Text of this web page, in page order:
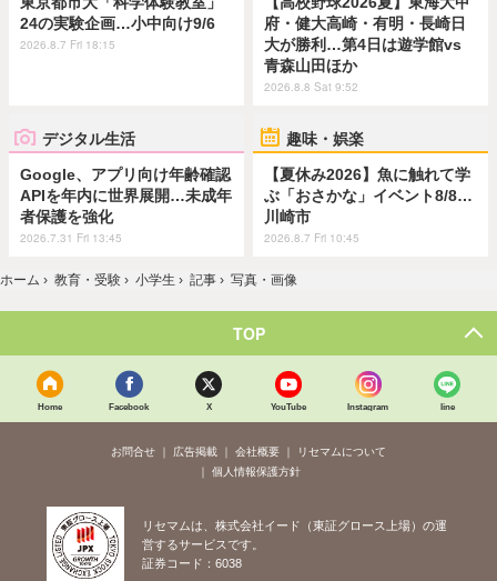
24の実験企画…小中向け9/6
2026.8.7 Fri 18:15
府・健大高崎・有明・長崎日
大が勝利…第4日は遊学館vs
青森山田ほか
2026.8.8 Sat 9:52
デジタル生活
Google、アプリ向け年齢確認
APIを年内に世界展開…未成年
者保護を強化
2026.7.31 Fri 13:45
趣味・娯楽
【夏休み2026】魚に触れて学
ぶ「おさかな」イベント8/8…
川崎市
2026.8.7 Fri 10:45
ホーム › 教育・受験 › 小学生 › 記事 › 写真・画像
TOP
Home Facebook X YouTube Instagram line
お問合せ 広告掲載 会社概要
リセマムについて
個人情報保護方針
リセマムは、株式会社イード（東証グロース上場）の運
営するサービスです。
証券コード：6038